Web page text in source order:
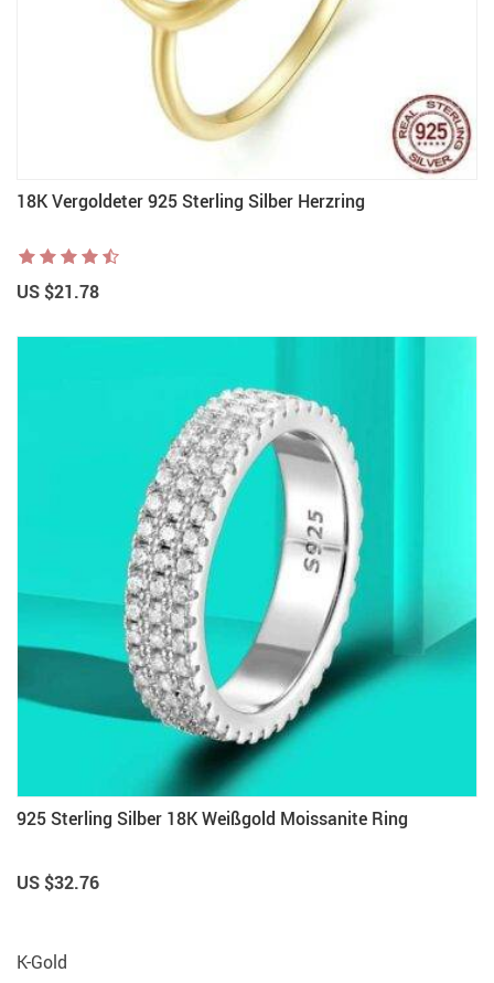
18K Vergoldeter 925 Sterling Silber Herzring
US $21.78
925 Sterling Silber 18K Weißgold Moissanite Ring
US $32.76
K-Gold